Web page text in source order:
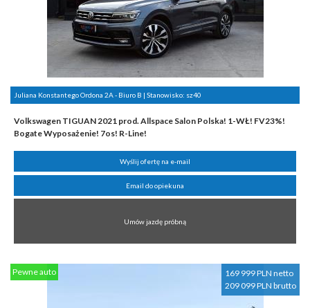
Juliana Konstantego Ordona 2A - Biuro B | Stanowisko: sz40
Volkswagen TIGUAN 2021 prod. Allspace Salon Polska! 1-WŁ! FV23%!
Bogate Wyposażenie! 7os! R-Line!
Wyślij ofertę na e-mail
Email do opiekuna
Umów jazdę próbną
169 999 PLN netto
209 099 PLN brutto
Pewne auto